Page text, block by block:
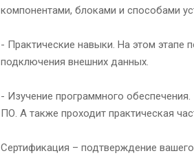
компонентами, блоками и способами
- Практические навыки. На этом этапе
подключения внешних данных.
- Изучение программного
ПО. А также проходит практическая
Сертификация – подтверждение